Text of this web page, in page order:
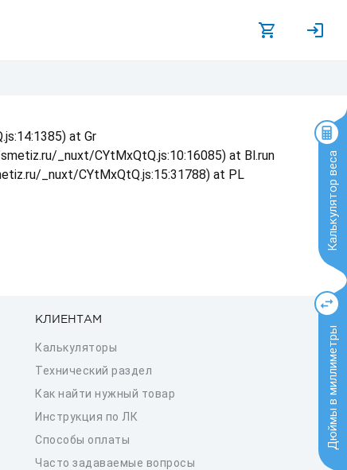
Калькулятор веса
Дюймы в миллиметры
at Gr
_nuxt/CYtMxQtQ.js:10:16085) at Bl.run
_nuxt/CYtMxQtQ.js:15:31788) at PL
КЛИЕНТАМ
Калькуляторы
Технический раздел
Как найти нужный товар
Инструкция по ЛК
Способы оплаты
Часто задаваемые вопросы